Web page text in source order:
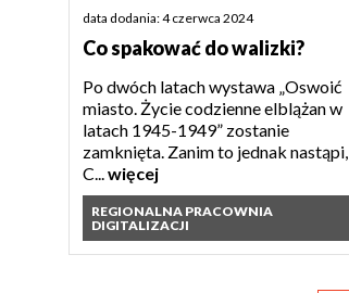
data dodania: 4 czerwca 2024
Co spakować do walizki?
Po dwóch latach wystawa „Oswoić
miasto. Życie codzienne elblążan w
latach 1945-1949” zostanie
zamknięta. Zanim to jednak nastąpi,
C...więcej
REGIONALNA PRACOWNIA
DIGITALIZACJI